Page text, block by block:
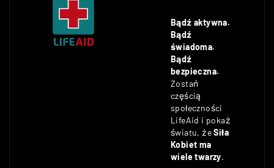
Bądź aktywna.
Bądź
świadoma.
Bądź
bezpieczna.
Zostań
częścią
społeczności
LifeAid i pokaż
światu, żeSiła
Kobiet ma
wiele twarzy.